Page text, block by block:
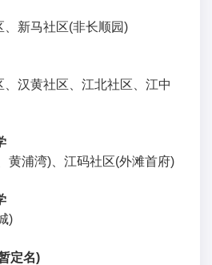
新马社区(非长顺园)
汉黄社区、江北社区、江中
黄浦湾)、江码社区(外滩首府)
)
定名)